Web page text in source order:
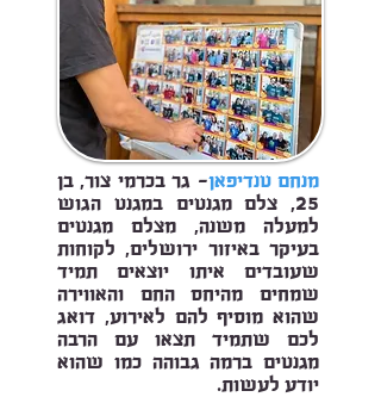
מנחם טנדיפאן- גר בכרמי צור, בן
25, צלם מגנטים במגנט הגוש
למעלה משנה, מצלם מגנטים
בעיקר באיזור ירושלים, לקוחות
שעובדים איתו יוצאים תמיד
שמחים מהיחס החם והאווירה
שהוא מוסיף להם לאירוע, דואג
לכם שתמיד תצאו עם הרבה
מגנטים ברמה גבוהה כמו שהוא
יודע לעשות.